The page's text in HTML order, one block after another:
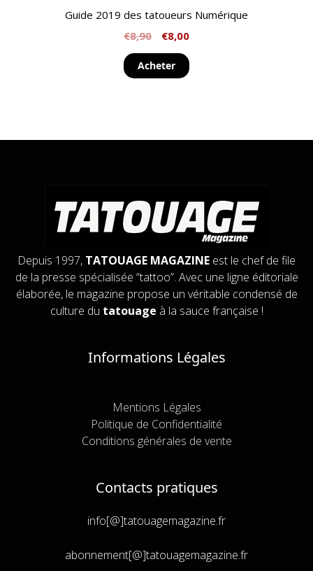
Guide 2019 des tatoueurs Numérique
€8,90 €8,00
Acheter
Depuis 1997, TATOUAGE MAGAZINE est le chef de file
de la presse spécialisée “tattoo”. Avec une ligne éditoriale
élaborée, le magazine propose un véritable condensé de
culture du tatouage à la sauce française !
Informations Légales
Mentions Légales
Politique de Confidentialité
Conditions générales de vente
Contacts pratiques
info[@]tatouagemagazine.fr
abonnement[@]tatouagemagazine.fr